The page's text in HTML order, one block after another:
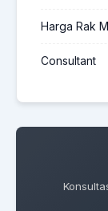
Harga Rak
Consultant